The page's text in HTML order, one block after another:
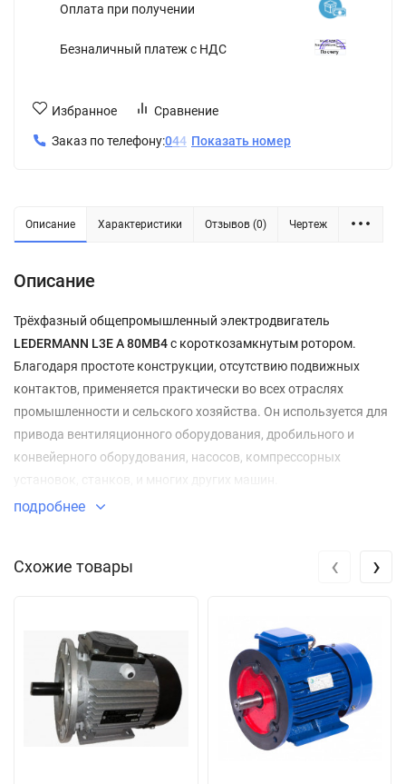
Оплата при получении
Безналичный платеж с НДС
Избранное Сравнение
Заказ по телефону:044 Показать номер
Описание Характеристики Отзывов (0) Чертеж
Описание
Трёхфазный общепромышленный электродвигатель
LEDERMANN L3E A 80MB4с короткозамкнутым ротором.
Благодаря простоте конструкции, отсутствию подвижных
контактов, применяется практически во всех отраслях
промышленности и сельского хозяйства. Он используется для
привода вентиляционного оборудования, дробильного и
конвейерного оборудования, насосов, компрессорных
установок, станков, и многих других машин.
Устойчивость к тепловым нагрузкам;
Высокая эффективность в режимах с переменной
нагрузкой;
Длительный срок эксплуатации оборудования;
Низкий уровень нагрева и тепловых потерь;
подробнее
Схожие товары ‹ ›